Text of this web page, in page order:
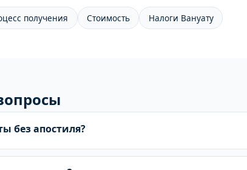
получения Стоимость Налоги Вануату
без апостиля?